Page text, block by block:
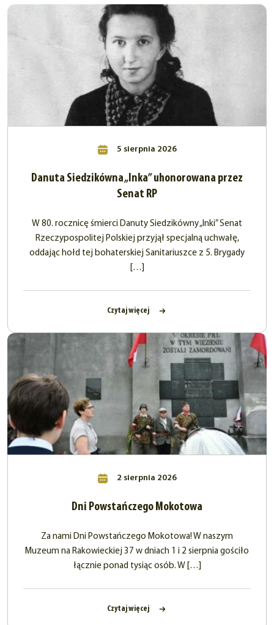
5 sierpnia 2026
Danuta Siedzikówna „Inka” uhonorowana przez
Senat RP
W 80. rocznicę śmierci Danuty Siedzikówny „Inki” Senat
Rzeczypospolitej Polskiej przyjął specjalną uchwałę,
oddając hołd tej bohaterskiej Sanitariuszce z 5. Brygady
[…]
Czytaj więcej
2 sierpnia 2026
Dni Powstańczego Mokotowa
Za nami Dni Powstańczego Mokotowa! W naszym
Muzeum na Rakowieckiej 37 w dniach 1 i 2 sierpnia gościło
łącznie ponad tysiąc osób. W […]
Czytaj więcej